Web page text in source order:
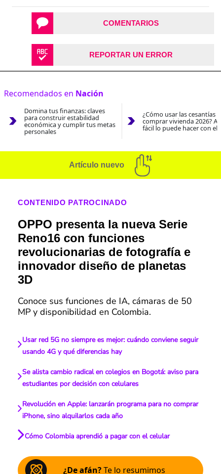
COMENTARIOS
REPORTAR UN ERROR
Recomendados en Nación
Domina tus finanzas: claves
para construir estabilidad
económica y cumplir tus metas
personales
¿Cómo usar las cesantías
comprar vivienda 2026?
fácil lo puede hacer con el
Artículo nuevo
CONTENIDO PATROCINADO
OPPO presenta la nueva Serie
Reno16 con funciones
revolucionarias de fotografía e
innovador diseño de planetas
3D
Conoce sus funciones de IA, cámaras de 50
MP y disponibilidad en Colombia.
Usar red 5G no siempre es mejor: cuándo conviene seguir
usando 4G y qué diferencias hay
Se alista cambio radical en colegios en Bogotá: aviso para
estudiantes por decisión con celulares
Revolución en Apple: lanzarán programa para no comprar
iPhone, sino alquilarlos cada año
Cómo Colombia aprendió a pagar con el celular
¿De afán?Te lo resumimos